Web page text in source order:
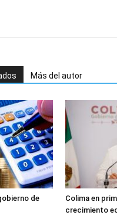
Más del autor
de
Colima en
crecimiento